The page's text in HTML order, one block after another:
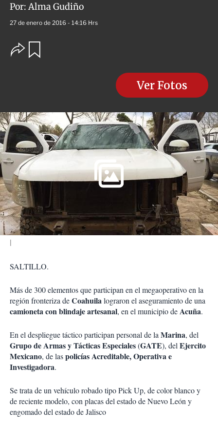
Por:Alma Gudiño
27 de enero de 2016 - 14:16 Hrs
O
p
s
d
e
c
o
m
p
a
r
t
i
r
Ver Fotos
SALTILLO.
Más de 300 elementos que participan en el megaoperativo en la
región fronteriza deCoahuilalograron el aseguramiento de una
camioneta con blindaje artesanal, en el municipio deAcuña.
En el despliegue táctico participan personal de la Marina, del
Grupo de Armas y Tácticas Especiales(GATE), del Ejercito
Mexicano, de laspolicías Acreditable, Operativa e
Investigadora.
Se trata de un vehículo robado tipo Pick Up, de color blanco y
de reciente modelo, con placas del estado de Nuevo León y
engomado del estado de Jalisco